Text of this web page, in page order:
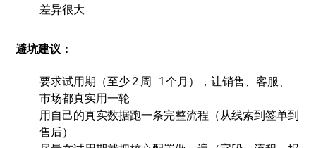
差异很大
避坑建议：
要求试用期（至少 2 周–1 个月），让销售、客服、
市场都真实用一轮
用自己的真实数据跑一条完整流程（从线索到签单到
售后）